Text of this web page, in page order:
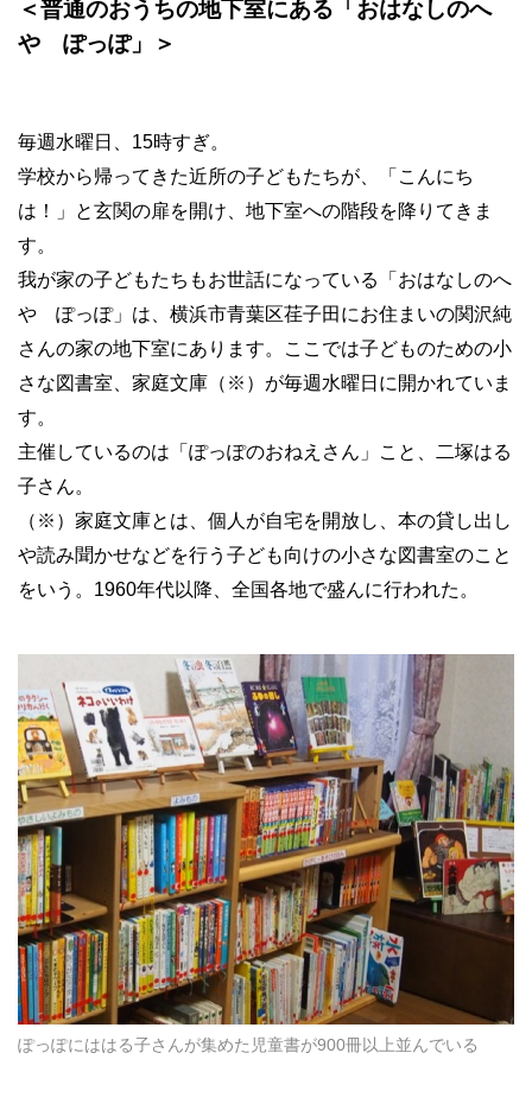
＜普通のおうちの地下室にある「おはなしのへ
や ぽっぽ」＞
毎週水曜日、15時すぎ。
学校から帰ってきた近所の子どもたちが、「こんにち
は！」と玄関の扉を開け、地下室への階段を降りてきま
す。
我が家の子どもたちもお世話になっている「おはなしのへ
や ぽっぽ」は、横浜市青葉区荏子田にお住まいの関沢純
さんの家の地下室にあります。ここでは子どものための小
さな図書室、家庭文庫（※）が毎週水曜日に開かれていま
す。
主催しているのは「ぽっぽのおねえさん」こと、二塚はる
子さん。
（※）家庭文庫とは、個人が自宅を開放し、本の貸し出し
や読み聞かせなどを行う子ども向けの小さな図書室のこと
をいう。1960年代以降、全国各地で盛んに行われた。
ぽっぽにははる子さんが集めた児童書が900冊以上並んでいる